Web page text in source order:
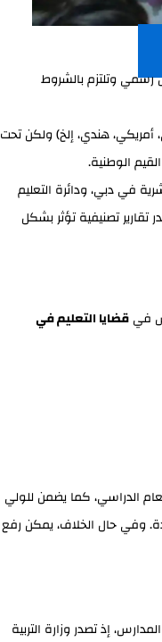
وتلتزم بالشروط
أمريكي، هندي، إلخ) ولكن تحت
الوطنية.
في دبي، ودائرة التعليم
تصنيفية تؤثر بشكل
فيقضايا التعليم في
الدراسي، كما يضمن للولي
وفي حال الخلاف، يمكن رفع
إذ تصدر وزارة التربية